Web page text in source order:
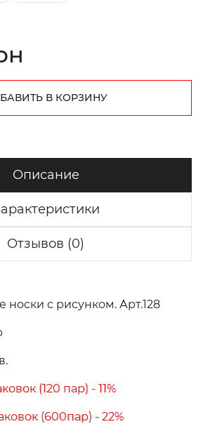
В КОРЗИНУ
Описание
Отзывов (0)
с рисунком. Арт.128
(120 пар) - 11%
(600пар) - 22%